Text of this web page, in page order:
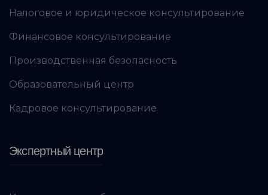
Налоговое и юридическое консультирование
Финансовое консультирование
Производственная безопасность
Образовательный центр
Кадровое консультирование
Экспертный центр